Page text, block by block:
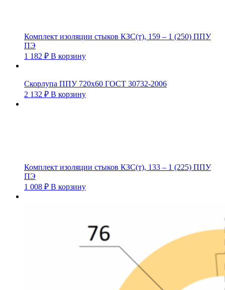
Комплект изоляции стыков КЗС(т), 159 – 1 (250) ППУ
ПЭ
1 182 ₽ В корзину
Скорлупа ППУ 720х60 ГОСТ 30732-2006
2 132 ₽ В корзину
Комплект изоляции стыков КЗС(т), 133 – 1 (225) ППУ
ПЭ
1 008 ₽ В корзину